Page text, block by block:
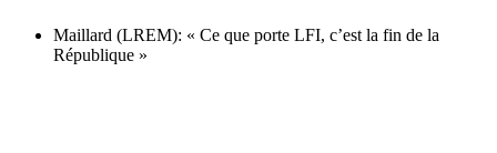
Maillard (LREM): « Ce que porte LFI, c’est la fin de la
République »